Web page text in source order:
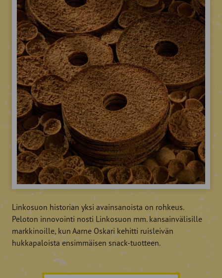
Linkosuon historian yksi avainsanoista on rohkeus.
Peloton innovointi nosti Linkosuon mm. kansainvälisille
markkinoille, kun Aarne Oskari kehitti ruisleivän
hukkapaloista ensimmäisen snack-tuotteen.